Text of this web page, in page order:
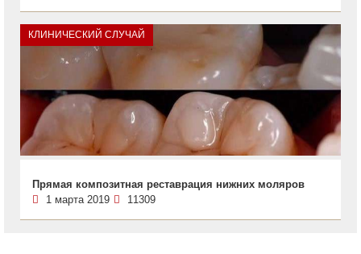
КЛИНИЧЕСКИЙ СЛУЧАЙ
Прямая композитная реставрация нижних моляров
1 марта 2019
11309